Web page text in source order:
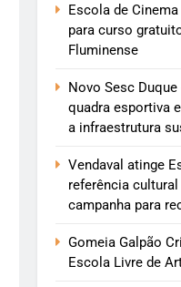
Escola de
para curso
Fluminense
Novo Sesc
quadra esportiva
a infraestrutura
Vendaval atinge
referência
campanha para
Gomeia Galpão
Escola Livre de